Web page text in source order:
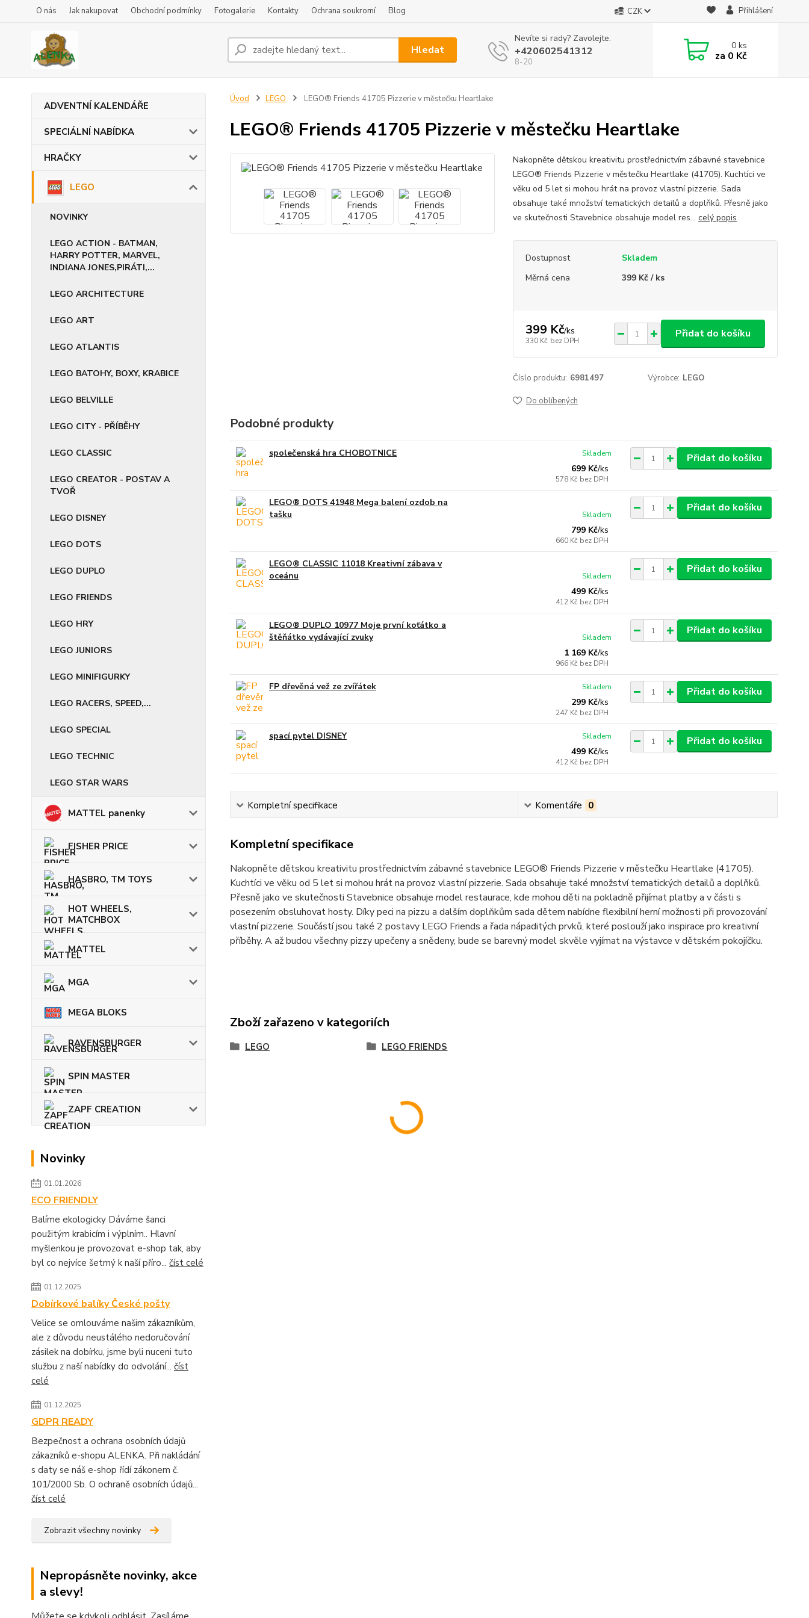
O nás Jak nakupovat Obchodní podmínky Fotogalerie Kontakty Ochrana soukromí Blog CZK Přihlášení
Hledat
Nevíte si rady? Zavolejte.
+420602541312
8-20
0ks
za 0 Kč
ADVENTNÍ KALENDÁŘE
SPECIÁLNÍ NABÍDKA
HRAČKY
LEGO
NOVINKY
LEGO ACTION - BATMAN,
HARRY POTTER, MARVEL,
INDIANA JONES,PIRÁTI,...
LEGO ARCHITECTURE
LEGO ART
LEGO ATLANTIS
LEGO BATOHY, BOXY, KRABICE
LEGO BELVILLE
LEGO CITY - PŘÍBĚHY
LEGO CLASSIC
LEGO CREATOR - POSTAV A
TVOŘ
LEGO DISNEY
LEGO DOTS
LEGO DUPLO
LEGO FRIENDS
LEGO HRY
LEGO JUNIORS
LEGO MINIFIGURKY
LEGO RACERS, SPEED,...
LEGO SPECIAL
LEGO TECHNIC
LEGO STAR WARS
MATTEL panenky
FISHER PRICE
HASBRO, TM TOYS
HOT WHEELS,
MATCHBOX
MATTEL
MGA
MEGA BLOKS
RAVENSBURGER
SPIN MASTER
ZAPF CREATION
Novinky
01.01.2026
ECO FRIENDLY
Balíme ekologicky Dáváme šanci
použitým krabicím i výplním.. Hlavní
myšlenkou je provozovat e-shop tak, aby
byl co nejvíce šetrný k naší příro... číst celé
01.12.2025
Dobírkové balíky České pošty
Velice se omlouváme našim zákazníkům,
ale z důvodu neustálého nedoručování
zásilek na dobírku, jsme byli nuceni tuto
službu z naší nabídky do odvolání... číst
celé
01.12.2025
GDPR READY
Bezpečnost a ochrana osobních údajů
zákazníků e-shopu ALENKA. Při nakládání
s daty se náš e-shop řídí zákonem č.
101/2000 Sb. O ochraně osobních údajů...
číst celé
Zobrazit všechny novinky
Nepropásněte novinky, akce
a slevy!
Úvod LEGO LEGO® Friends 41705 Pizzerie v městečku Heartlake
LEGO® Friends 41705 Pizzerie v městečku Heartlake
Nakopněte dětskou kreativitu prostřednictvím zábavné stavebnice
LEGO® Friends Pizzerie v městečku Heartlake (41705). Kuchtíci ve
věku od 5 let si mohou hrát na provoz vlastní pizzerie. Sada
obsahuje také množství tematických detailů a doplňků. Přesně jako
ve skutečnosti Stavebnice obsahuje model res... celý popis
Dostupnost
Skladem
Měrná cena
399 Kč / ks
399 Kč/ks
330 Kč bez DPH
Přidat do košíku
Číslo produktu: 6981497 Výrobce: LEGO
Do oblíbených
Podobné produkty
společenská hra CHOBOTNICE
699 Kč/ks
578 Kč bez DPH
Skladem Přidat do košíku
LEGO® DOTS 41948 Mega balení ozdob na
tašku
799 Kč/ks
660 Kč bez DPH
Skladem
Přidat do košíku
LEGO® CLASSIC 11018 Kreativní zábava v
oceánu
499 Kč/ks
412 Kč bez DPH
Skladem
Přidat do košíku
LEGO® DUPLO 10977 Moje první koťátko a
štěňátko vydávající zvuky
1 169 Kč/ks
966 Kč bez DPH
Skladem
Přidat do košíku
FP dřevěná vež ze zvířátek
299 Kč/ks
247 Kč bez DPH
Skladem Přidat do košíku
spací pytel DISNEY
499 Kč/ks
412 Kč bez DPH
Skladem Přidat do košíku
Kompletní specifikace Komentáře 0
Kompletní specifikace
Nakopněte dětskou kreativitu prostřednictvím zábavné stavebnice LEGO® Friends Pizzerie v městečku Heartlake (41705).
Kuchtíci ve věku od 5 let si mohou hrát na provoz vlastní pizzerie. Sada obsahuje také množství tematických detailů a doplňků.
Přesně jako ve skutečnosti Stavebnice obsahuje model restaurace, kde mohou děti na pokladně přijímat platby a v části s
posezením obsluhovat hosty. Díky peci na pizzu a dalším doplňkům sada dětem nabídne flexibilní herní možnosti při provozování
vlastní pizzerie. Součástí jsou také 2 postavy LEGO Friends a řada nápaditých prvků, které poslouží jako inspirace pro kreativní
příběhy. A až budou všechny pizzy upečeny a snědeny, bude se barevný model skvěle vyjímat na výstavce v dětském pokojíčku.
Zboží zařazeno v kategoriích
LEGO LEGO FRIENDS